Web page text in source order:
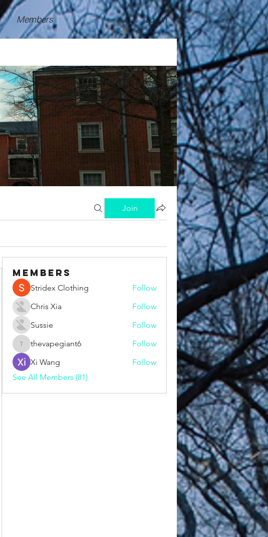
Members Log In
Join
Members
Stridex Clothing
Follow
Chris Xia
Follow
Sussie
Follow
thevapegiant6
thevapegiant6
Follow
Xi Wang
Follow
See All Members (81)